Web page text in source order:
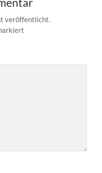
veröffentlicht.